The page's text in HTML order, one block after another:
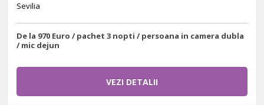
Sevilia
De la 970 Euro / pachet 3 nopti / persoana in camera dubla
/ mic dejun
VEZI DETALII